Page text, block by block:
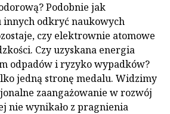
Podobnie jak
odkryć naukowych
czy elektrownie atomowe
Czy uzyskana energia
odpadów i ryzyko wypadków?
jedną stronę medalu. Widzimy
zaangażowanie w rozwój
nie wynikało z pragnienia